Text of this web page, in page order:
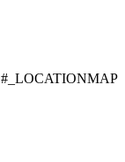
#_LOCATIONMAP